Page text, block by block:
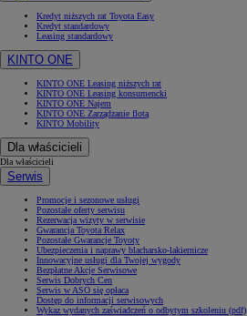
Kredyt niższych rat Toyota Easy
Kredyt standardowy
Leasing standardowy
KINTO ONE
KINTO ONE Leasing niższych rat
KINTO ONE Leasing konsumencki
KINTO ONE Najem
KINTO ONE Zarządzanie flotą
KINTO Mobility
Dla właścicieli
Dla właścicieli
Serwis
Promocje i sezonowe usługi
Pozostałe oferty serwisu
Rezerwacja wizyty w serwisie
Gwarancja Toyota Relax
Pozostałe Gwarancje Toyoty
Ubezpieczenia i naprawy blacharsko-lakiernicze
Innowacyjne usługi dla Twojej wygody
Bezpłatne Akcje Serwisowe
Serwis Dobrych Cen
Serwis w ASO się opłaca
Dostęp do informacji serwisowych
Wykaz wydanych zaświadczeń o odbytym szkoleniu (pdf)